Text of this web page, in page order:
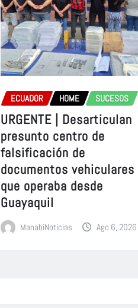
ECUADOR HOME SUCESOS
URGENTE | Desarticulan
presunto centro de
falsificación de
documentos vehiculares
que operaba desde
Guayaquil
ManabiNoticias Ago 6, 2026